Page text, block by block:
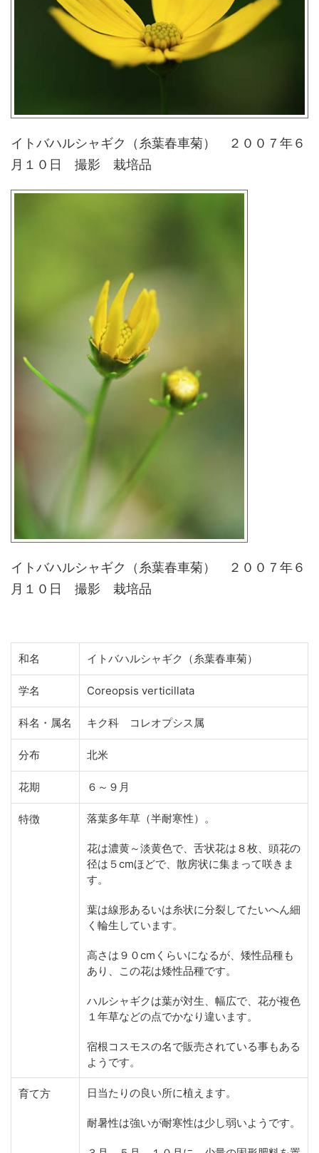
イトバハルシャギク（糸葉春車菊） ２００７年６
月１０日 撮影 栽培品
イトバハルシャギク（糸葉春車菊） ２００７年６
月１０日 撮影 栽培品
和名 イトバハルシャギク（糸葉春車菊）
学名 Coreopsis verticillata
科名・属名 キク科 コレオプシス属
分布 北米
花期 ６～９月
特徴 落葉多年草（半耐寒性）。
花は濃黄～淡黄色で、舌状花は８枚、頭花の
径は５cmほどで、散房状に集まって咲きま
す。
葉は線形あるいは糸状に分裂してたいへん細
く輪生しています。
高さは９０cmくらいになるが、矮性品種も
あり、この花は矮性品種です。
ハルシャギクは葉が対生、幅広で、花が複色
１年草などの点でかなり違います。
宿根コスモスの名で販売されている事もある
ようです。
育て方 日当たりの良い所に植えます。
耐暑性は強いが耐寒性は少し弱いようです。